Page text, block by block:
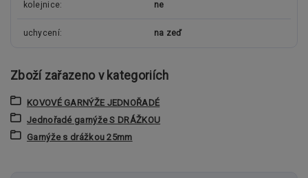
kolejnice ne
uchycení na zeď
Zboží zařazeno v kategoriích
KOVOVÉ GARNÝŽE JEDNOŘADÉ
Jednořadé garnýže S DRÁŽKOU
Garnýže s drážkou 25mm